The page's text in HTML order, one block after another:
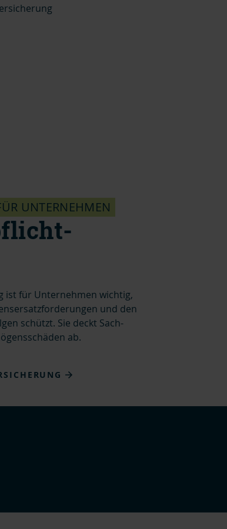
UNTERNEHMEN
ist für Unternehmen wichtig,
und den
schützt. Sie deckt Sach-
ab.